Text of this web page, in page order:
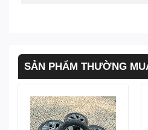
SẢN PHẨM THƯỜNG